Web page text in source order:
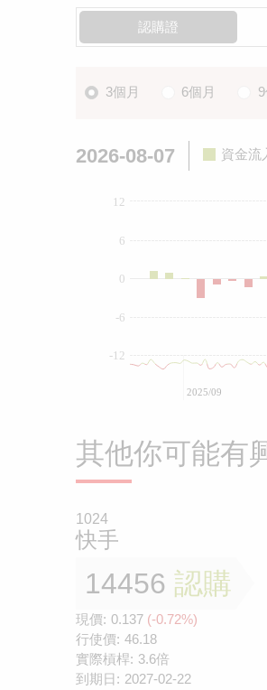
認購證
3個月 6個月
2026-08-07 資金流
0
-12
-6
6
12
2025/09
其他你可能有
1024
快手
14456 認購
現價: 0.137 (-0.72%)
行使價: 46.18
實際槓桿: 3.6倍
到期日: 2027-02-22